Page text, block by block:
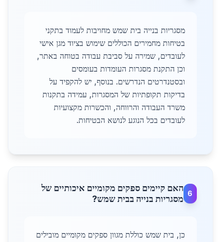
מסגריות בנייה בית שמש מחויבות לעמוד בתקני
בטיחות מחמירים הכוללים שימוש בציוד מגן אישי
לעובדים, שמירה על סביבת עבודה בטוחה באתר,
וכן התקנת מסגרות העומדות בעומסים
ובסטנדרטים הנדרשים. בנוסף, יש להקפיד על
בדיקות תקופתיות של המסגרות, עמידה בתקנות
משרד העבודה והרווחה, והכשרות מקצועיות
לעובדים בכל הנוגע לנושא הבטיחות.
6
האם קיימים ספקים מקומיים איכותיים של
מסגריות בנייה בבית שמש?
כן, בית שמש כוללת מגוון ספקים מקומיים מובילים